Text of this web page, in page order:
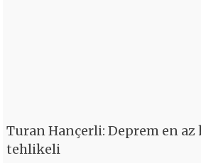
Turan Hançerli: Deprem en
tehlikeli